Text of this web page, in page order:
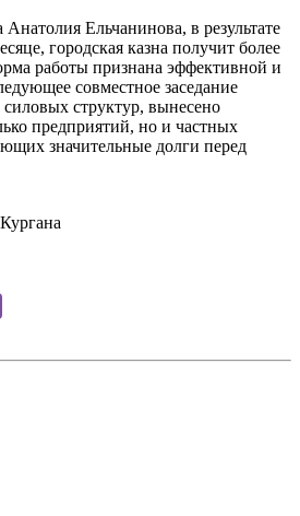
Ельчанинова, в результате
городская казна получит более
работы признана эффективной и
совместное заседание
структур, вынесено
предприятий, но и частных
значительные долги перед